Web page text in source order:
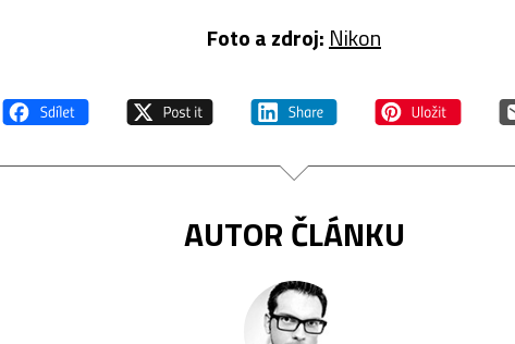
Foto a zdroj:Nikon
AUTOR ČLÁNKU